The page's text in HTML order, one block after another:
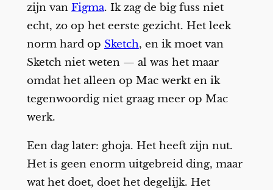
zijn van Figma. Ik zag de big fuss niet
echt, zo op het eerste gezicht. Het leek
norm hard op Sketch, en ik moet van
Sketch niet weten — al was het maar
omdat het alleen op Mac werkt en ik
tegenwoordig niet graag meer op Mac
werk.
Een dag later: ghoja. Het heeft zijn nut.
Het is geen enorm uitgebreid ding, maar
wat het doet, doet het degelijk. Het